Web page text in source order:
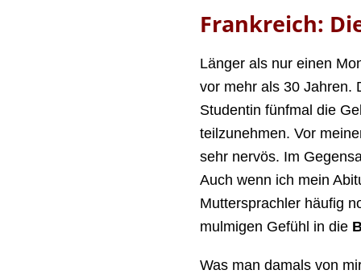
Frankreich:
Länger als nur einen
vor mehr als 30 Jahren.
Studentin fünfmal die
teilzunehmen. Vor
sehr nervös. Im
Auch wenn ich mein
Muttersprachler häufig
mulmigen Gefühl in die
Was man damals von